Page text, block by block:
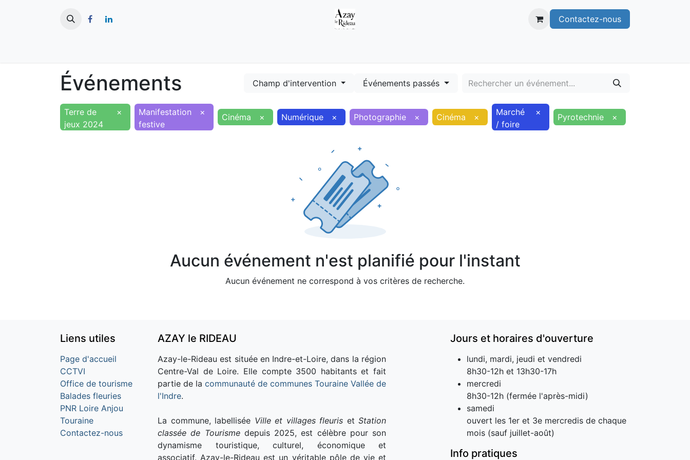
Contactez-nous
Événements Champ d'intervention Événements passés
Terre de
jeux 2024
×
Manifestation
festive
× Cinéma × Numérique × Photographie × Cinéma ×
Marché
/ foire
× Pyrotechnie ×
Aucun événement n'est planifié pour l'instant
Aucun événement ne correspond à vos critères de recherche.
Liens utiles
Page d'accueil
CCTVI
Office de tourisme
Balades fleuries
PNR Loire Anjou
Touraine
Contactez-nous
AZAY le RIDEAU
Azay-le-Rideau est située en Indre-et-Loire, dans la région
Centre-Val de Loire. Elle compte 3500 habitants et fait
partie de la communauté de communes Touraine Vallée de
l'Indre.
La commune, labellisée Ville et villages fleuris et Station
classée de Tourismedepuis 2025, est célèbre pour son
dynamisme touristique, culturel, économique et
associatif. Azay-le-Rideau est un véritable pôle de vie et
Jours et horaires d'ouverture
lundi, mardi, jeudi et vendredi
8h30-12h et 13h30-17h
mercredi
8h30-12h (fermée l'après-midi)
samedi
ouvert les 1er et 3e mercredis de chaque
mois (sauf juillet-août)
Info pratiques